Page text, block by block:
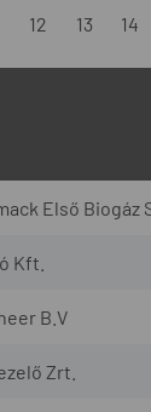
12 13 14
Első Biogáz
Kft.
B.V
Zrt.